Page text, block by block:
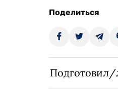
Поделиться
Подготовил/